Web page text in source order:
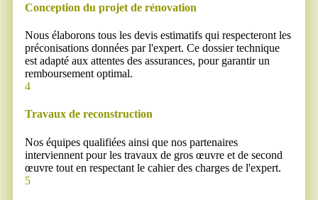
Conception du projet de rénovation
Nous élaborons tous les devis estimatifs qui respecteront les
préconisations données par l'expert. Ce dossier technique
est adapté aux attentes des assurances, pour garantir un
remboursement optimal.
4
Travaux de reconstruction
Nos équipes qualifiées ainsi que nos partenaires
interviennent pour les travaux de gros œuvre et de second
œuvre tout en respectant le cahier des charges de l'expert.
5